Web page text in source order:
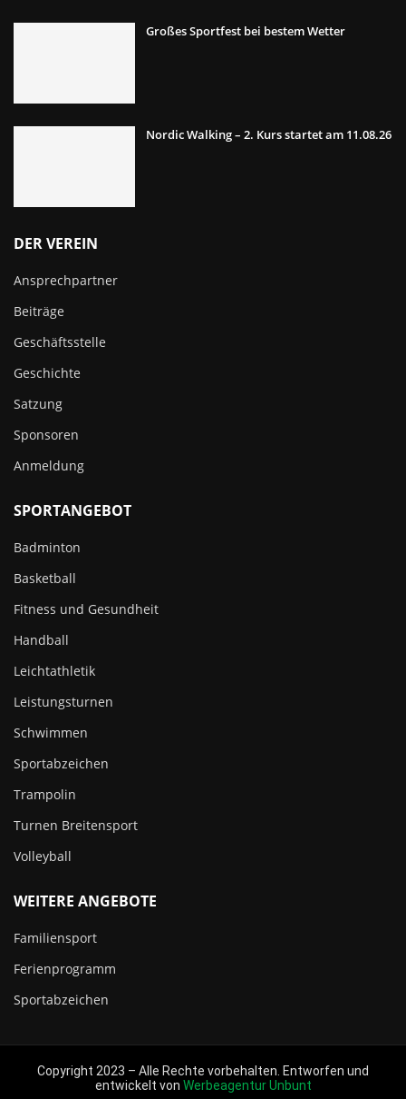
Großes Sportfest bei bestem Wetter
Nordic Walking – 2. Kurs startet am 11.08.26
DER VEREIN
Ansprechpartner
Beiträge
Geschäftsstelle
Geschichte
Satzung
Sponsoren
Anmeldung
SPORTANGEBOT
Badminton
Basketball
Fitness und Gesundheit
Handball
Leichtathletik
Leistungsturnen
Schwimmen
Sportabzeichen
Trampolin
Turnen Breitensport
Volleyball
WEITERE ANGEBOTE
Familiensport
Ferienprogramm
Sportabzeichen
Copyright 2023 – Alle Rechte vorbehalten. Entworfen und
entwickelt von Werbeagentur Unbunt